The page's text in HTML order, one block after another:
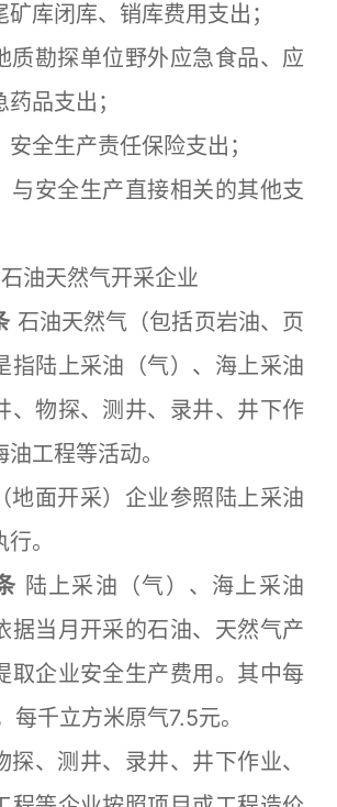
闭库、销库费用支出；
勘探单位野外应急食品、应
品支出；
生产责任保险支出；
安全生产直接相关的其他支
石油天然气开采企业
石油天然气（包括页岩油、页
指陆上采油（气）、海上采油
、物探、测井、录井、井下作
工程等活动。
面开采）企业参照陆上采油
。
陆上采油（气）、海上采油
据当月开采的石油、天然气产
取企业安全生产费用。其中每
每千立方米原气7.5元。
、测井、录井、井下作业、